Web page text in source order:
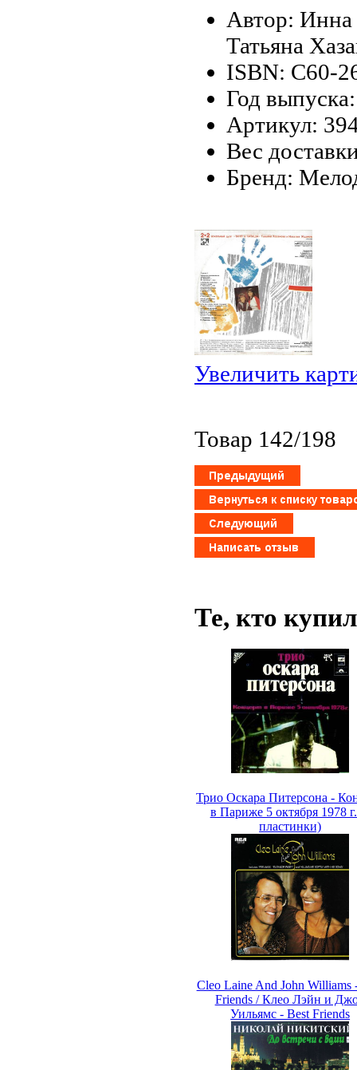
Автор:
Татьяна
ISBN: С60-
Год
Артикул:
Вес
Бренд:
Увеличить
Товар 142/198
Те, кто
Трио Оскара Питерсона -
в Париже 5 октября 1978
пластинки)
Cleo Laine And John Williams
Friends / Клео Лэйн и
Уильямс - Best Friends